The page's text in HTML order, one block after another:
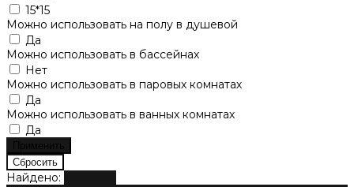
15*15
Можно использовать на полу в душевой
Да
Можно использовать в бассейнах
Нет
Можно использовать в паровых комнатах
Да
Можно использовать в ванных комнатах
Да
Найдено: